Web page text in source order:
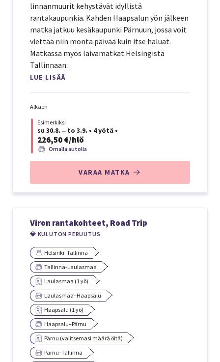
linnanmuurit kehystävät idyllistä
rantakaupunkia. Kahden Haapsalun yön jälkeen
matka jatkuu kesäkaupunki Pärnuun, jossa voit
viettää niin monta päivää kuin itse haluat.
Matkassa myös laivamatkat Helsingistä
Tallinnaan.
LUE LISÄÄ
Alkaen
Esimerkiksi
su 30.8. ‒ to 3.9. • 4 yötä •
226,50 €/hlö
Omalla autolla
VARAA MATKA
Viron rantakohteet, Road Trip
💎 KULUTON PERUUTUS
Helsinki–Tallinna
Tallinna-Laulasmaa
Laulasmaa (1 yö)
Laulasmaa–Haapsalu
Haapsalu (1 yö)
Haapsalu–Pärnu
Pärnu (valitsemasi määrä öitä)
Pärnu–Tallinna